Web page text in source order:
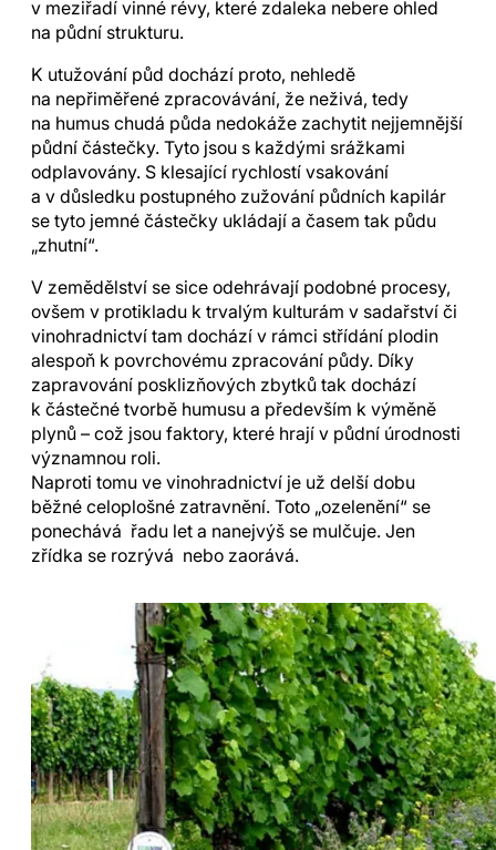
v meziřadí vinné révy, které zdaleka nebere ohled
na půdní strukturu.
K utužování půd dochází proto, nehledě
na nepřiměřené zpracovávání, že neživá, tedy
na humus chudá půda nedokáže zachytit nejjemnější
půdní částečky. Tyto jsou s každými srážkami
odplavovány. S klesající rychlostí vsakování
a v důsledku postupného zužování půdních kapilár
se tyto jemné částečky ukládají a časem tak půdu
„zhutní“.
V zemědělství se sice odehrávají podobné procesy,
ovšem v protikladu k trvalým kulturám v sadařství či
vinohradnictví tam dochází v rámci střídání plodin
alespoň k povrchovému zpracování půdy. Díky
zapravování posklizňových zbytků tak dochází
k částečné tvorbě humusu a především k výměně
plynů – což jsou faktory, které hrají v půdní úrodnosti
významnou roli.
Naproti tomu ve vinohradnictví je už delší dobu
běžné celoplošné zatravnění. Toto „ozelenění“ se
ponechává řadu let a nanejvýš se mulčuje. Jen
zřídka se rozrývá nebo zaorává.